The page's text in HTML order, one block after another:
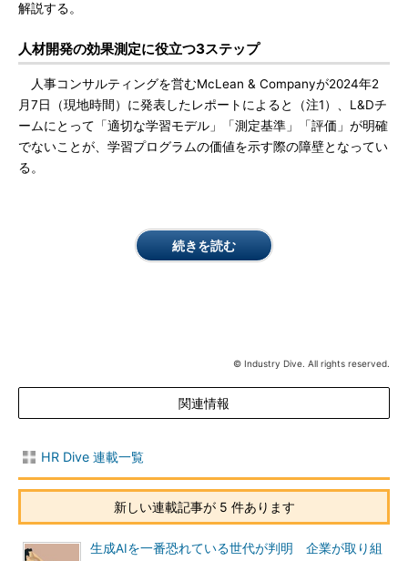
解説する。
人材開発の効果測定に役立つ3ステップ
人事コンサルティングを営むMcLean & Companyが2024年2
月7日（現地時間）に発表したレポートによると（注1）、L&Dチ
ームにとって「適切な学習モデル」「測定基準」「評価」が明確
でないことが、学習プログラムの価値を示す際の障壁となってい
る。
続きを読む
© Industry Dive. All rights reserved.
関連情報
HR Dive 連載一覧
新しい連載記事が 5 件あります
生成AIを一番恐れている世代が判明 企業が取り組